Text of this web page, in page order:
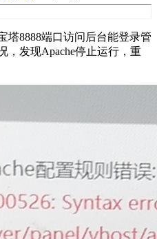
塔8888端口访问后台能登录管
，发现Apache停止运行，重